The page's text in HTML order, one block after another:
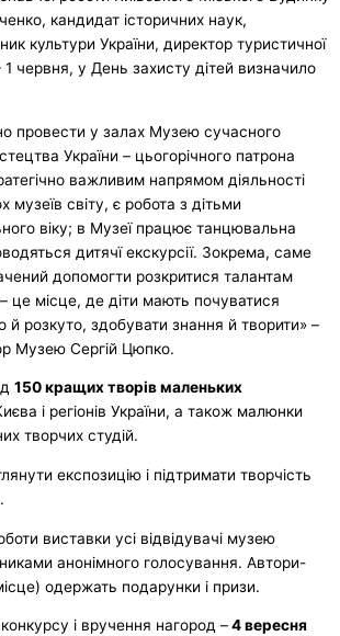
кандидат історичних наук,
культури України, директор туристичної
червня, у День захисту дітей визначило
провести у залах Музею сучасного
України – цьогорічного патрона
важливим напрямом діяльності
музеїв світу, є робота з дітьми
віку; в Музеї працює танцювальна
дитячї екскурсії. Зокрема, саме
допомогти розкритися талантам
це місце, де діти мають почуватися
й розкуто, здобувати знання й творити» –
Музею Сергій Цюпко.
150 кращих творів маленьких
і регіонів України, а також малюнки
творчих студій.
експозицію і підтримати творчість
виставки усі відвідувачі музею
анонімного голосування. Автори-
одержать подарунки і призи.
конкурсу і вручення нагород –4 вересня